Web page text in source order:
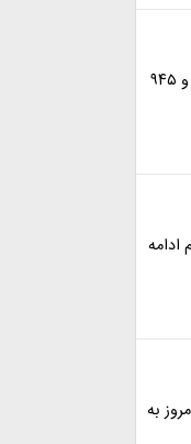
شاخص کل بورس تهران امروز (سه‌شنبه، ۱۵ شهریورماه) با پنج هزار و ۹۴۵
ادامه
امروز به